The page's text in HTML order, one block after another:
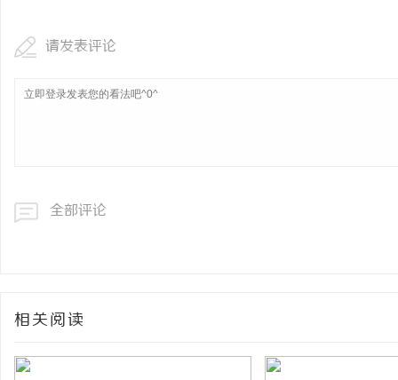
请发表评论
全部评论
相关阅读